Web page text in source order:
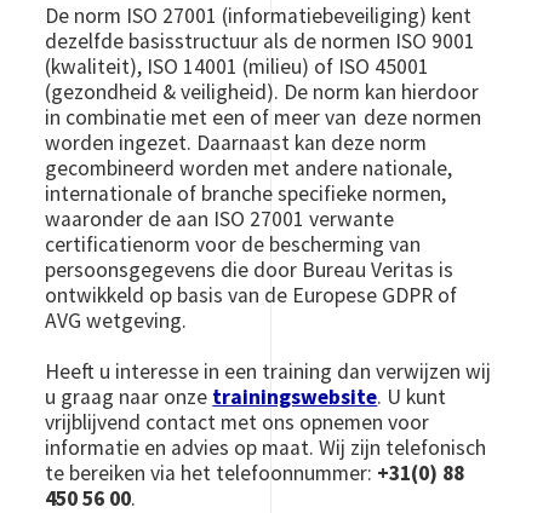
De norm ISO 27001 (informatiebeveiliging) kent
dezelfde basisstructuur als de normen ISO 9001
(kwaliteit), ISO 14001 (milieu) of ISO 45001
(gezondheid & veiligheid). De norm kan hierdoor
in combinatie met een of meer van deze normen
worden ingezet. Daarnaast kan deze norm
gecombineerd worden met andere nationale,
internationale of branche specifieke normen,
waaronder de aan ISO 27001 verwante
certificatienorm voor de bescherming van
persoonsgegevens die door Bureau Veritas is
ontwikkeld op basis van de Europese GDPR of
AVG wetgeving.
​​​​​​​Heeft u interesse in een training dan verwijzen wij
u graag naar onze trainingswebsite. U kunt
vrijblijvend contact met ons opnemen voor
informatie en advies op maat. Wij zijn telefonisch
te bereiken via het telefoonnummer: +31(0) 88
450 56 00.